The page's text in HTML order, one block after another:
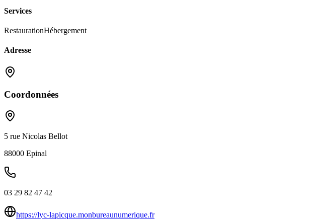
Services
RestaurationHébergement
Adresse
Coordonnées
5 rue Nicolas Bellot
88000 Epinal
03 29 82 47 42
https://lyc-lapicque.monbureaunumerique.fr